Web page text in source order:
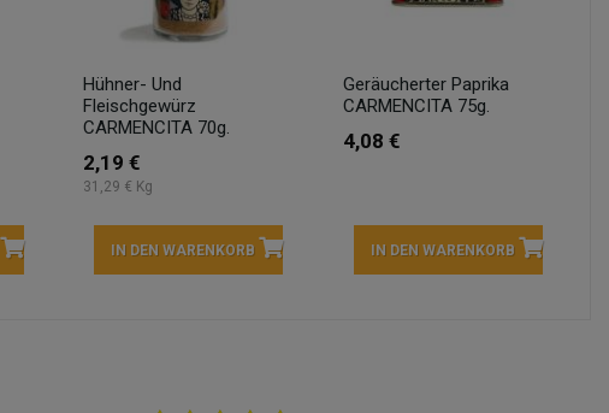
Hühner- Und
Fleischgewürz
CARMENCITA 70g.
2,19 €
31,29 € Kg
IN DEN WARENKORB
Geräucherter Paprika
CARMENCITA 75g.
4,08 €
IN DEN WARENKORB